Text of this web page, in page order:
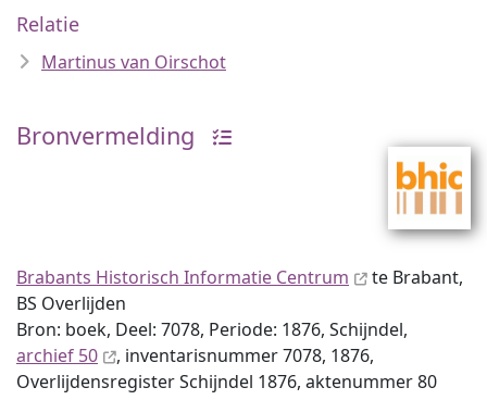
Relatie
Martinus van Oirschot
Bronvermelding
Brabants Historisch Informatie Centrum
te Brabant,
BS Overlijden
Bron: boek, Deel: 7078, Periode: 1876, Schijndel,
archief 50
, inventaris­num­mer 7078, 1876,
Overlijdensregister Schijndel 1876, aktenummer 80